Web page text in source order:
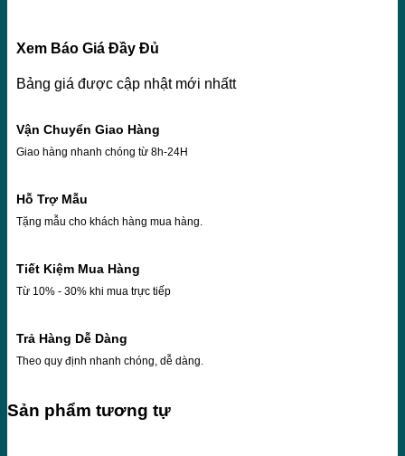
Xem Báo Giá Đầy Đủ
Bảng giá được cập nhật mới nhấtt
Vận Chuyển Giao Hàng
Giao hàng nhanh chóng từ 8h-24H
Hỗ Trợ Mẫu
Tặng mẫu cho khách hàng mua hàng.
Tiết Kiệm Mua Hàng
Từ 10% - 30% khi mua trực tiếp
Trả Hàng Dễ Dàng
Theo quy định nhanh chóng, dễ dàng.
Sản phẩm tương tự